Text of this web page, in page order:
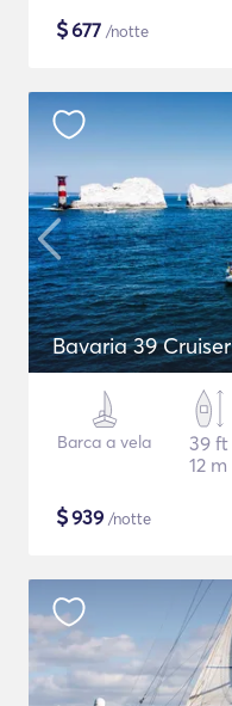
$677 /notte
Bavaria 39 Cruiser
Barca a vela
39 ft
12 m
$939 /notte